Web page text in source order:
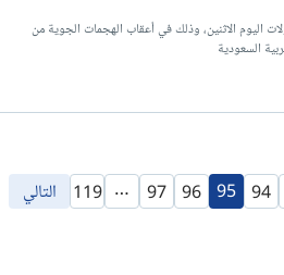
اليوم الاثنين، وذلك في أعقاب الهجمات الجوية من
السعودية
94
95
96
97
…
119 التالي